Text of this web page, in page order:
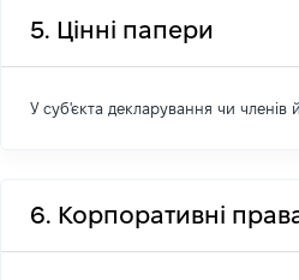
5. Цінні папери
У суб'єкта декларування чи членів
6. Корпоративні